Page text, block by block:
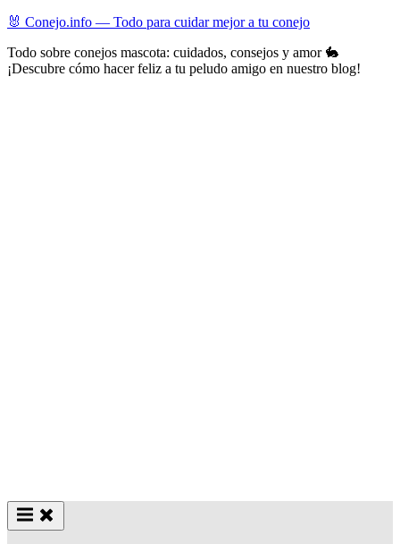
Skip
content
🐰 Conejo.info — Todo para cuidar mejor a tu conejo
Todo sobre conejos mascota: cuidados, consejos y amor 🐇
¡Descubre cómo hacer feliz a tu peludo amigo en nuestro blog!